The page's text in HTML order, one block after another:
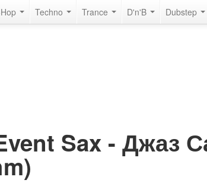
Techno Trance D'n'B Dubstep
Sax - Джаз